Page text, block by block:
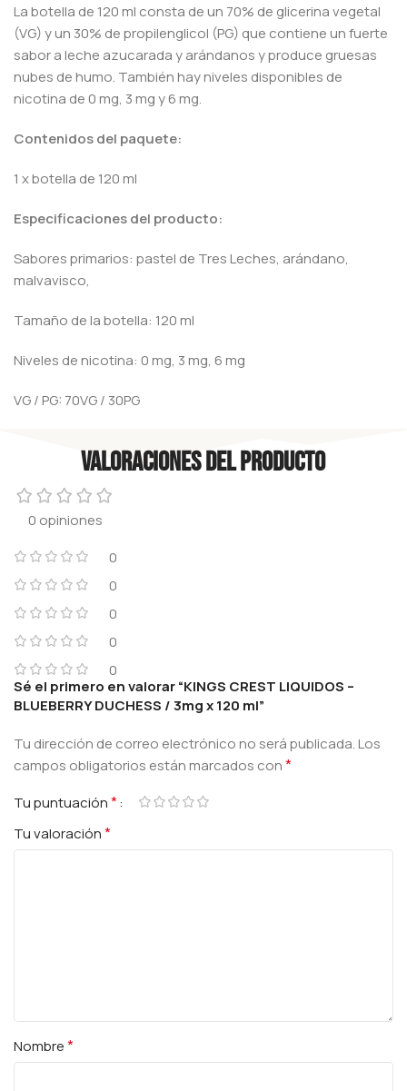
La botella de 120 ml consta de un 70% de glicerina vegetal
(VG) y un 30% de propilenglicol (PG) que contiene un fuerte
sabor a leche azucarada y arándanos y produce gruesas
nubes de humo. También hay niveles disponibles de
nicotina de 0 mg, 3 mg y 6 mg.
Contenidos del paquete:
1 x botella de 120 ml
Especificaciones del producto:
Sabores primarios: pastel de Tres Leches, arándano,
malvavisco,
Tamaño de la botella: 120 ml
Niveles de nicotina: 0 mg, 3 mg, 6 mg
VG / PG: 70VG / 30PG
Valoraciones del producto
0 opiniones
0
0
0
0
0
Sé el primero en valorar “KINGS CREST LIQUIDOS –
BLUEBERRY DUCHESS / 3mg x 120 ml”
Tu dirección de correo electrónico no será publicada.Los
campos obligatorios están marcados con*
Tu puntuación*
Tu valoración*
Nombre*